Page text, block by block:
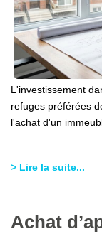
L'investissement
refuges préférées
l'achat d'un
> Lire la suite...
Achat